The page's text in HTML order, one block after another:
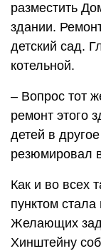
разместить
здании.
детский сад.
котельной.
– Вопрос тот
ремонт этого
детей в
резюмировал
Как и во всех
пунктом
Желающих
Хинштейну